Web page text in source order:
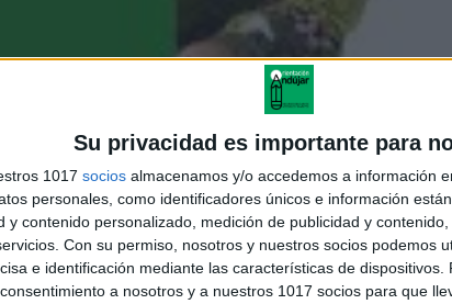
Su privacidad es importante para
1017 socios almacenamos y/o accedemos a información
personales, como identificadores únicos e información
y contenido personalizado, medición de publicidad y
Con su permiso, nosotros y nuestros socios podemos
e identificación mediante las características de dispositivos.
a nosotros y a nuestros 1017 socios para que